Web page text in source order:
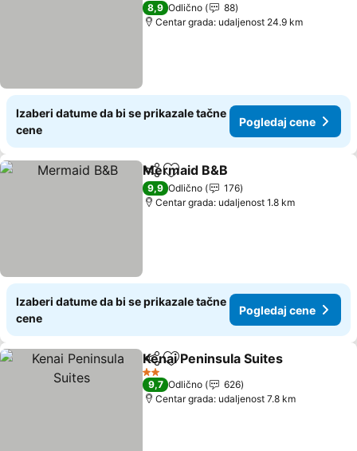
8,9 Odlično
88
Centar grada: udaljenost 24.9 km
Izaberi datume da bi se prikazale tačne
cene
Pogledaj cene
Deli Dodati u favorite
Mermaid B&B
9,9 Odlično
176
Centar grada: udaljenost 1.8 km
Izaberi datume da bi se prikazale tačne
cene
Pogledaj cene
Deli Dodati u favorite
Kenai Peninsula Suites
2 Zvezdice
9,7 Odlično
626
Centar grada: udaljenost 7.8 km